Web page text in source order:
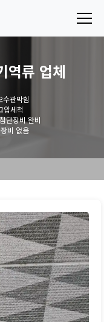
역류 업체
관막힘
압세척
단장비 완비
비 없음